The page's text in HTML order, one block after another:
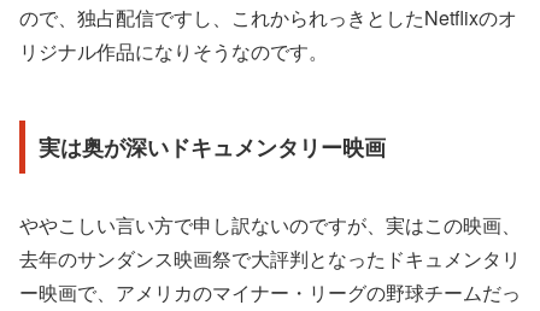
ので、独占配信ですし、これかられっきとしたNetflixのオ
リジナル作品になりそうなのです。
実は奥が深いドキュメンタリー映画
ややこしい言い方で申し訳ないのですが、実はこの映画、
去年のサンダンス映画祭で大評判となったドキュメンタリ
ー映画で、アメリカのマイナー・リーグの野球チームだっ